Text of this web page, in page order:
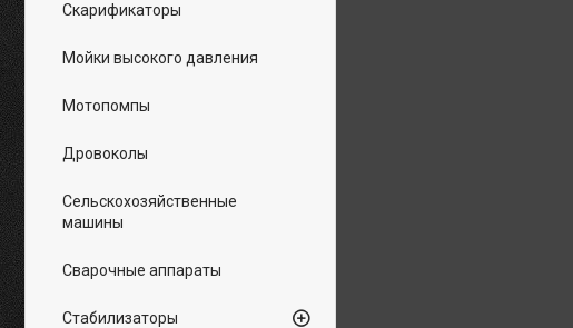
Скарификаторы
Мойки высокого давления
Мотопомпы
Дровоколы
Сельскохозяйственные
машины
Сварочные аппараты
Стабилизаторы